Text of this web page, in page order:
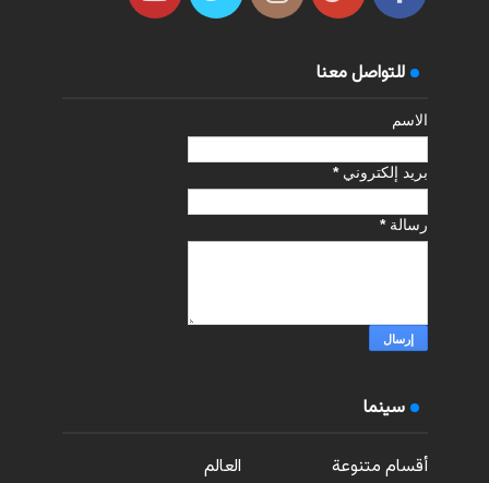
للتواصل معنا
الاسم
بريد إلكتروني*
رسالة*
سينما
أقسام متنوعة العالم